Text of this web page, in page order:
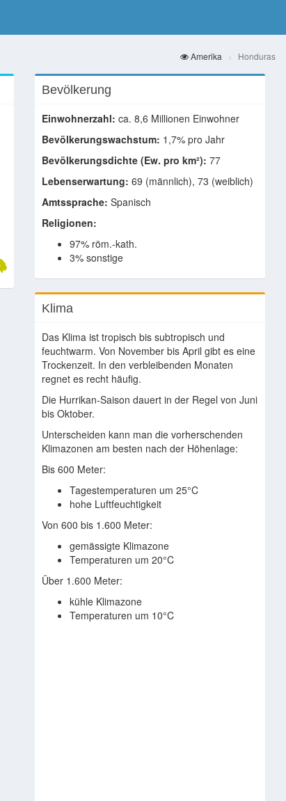
Amerika Honduras
Bevölkerung
Einwohnerzahl: ca. 8,6 Millionen Einwohner
Bevölkerungswachstum: 1,7% pro Jahr
Bevölkerungsdichte (Ew. pro km²): 77
Lebenserwartung: 69 (männlich), 73 (weiblich)
Amtssprache: Spanisch
Religionen:
97% röm.-kath.
3% sonstige
Klima
Das Klima ist tropisch bis subtropisch und
feuchtwarm. Von November bis April gibt es eine
Trockenzeit. In den verbleibenden Monaten
regnet es recht häufig.
Die Hurrikan-Saison dauert in der Regel von Juni
bis Oktober.
Unterscheiden kann man die vorherschenden
Klimazonen am besten nach der Höhenlage:
Bis 600 Meter:
Tagestemperaturen um 25°C
hohe Luftfeuchtigkeit
Von 600 bis 1.600 Meter:
gemässigte Klimazone
Temperaturen um 20°C
Über 1.600 Meter:
kühle Klimazone
Temperaturen um 10°C